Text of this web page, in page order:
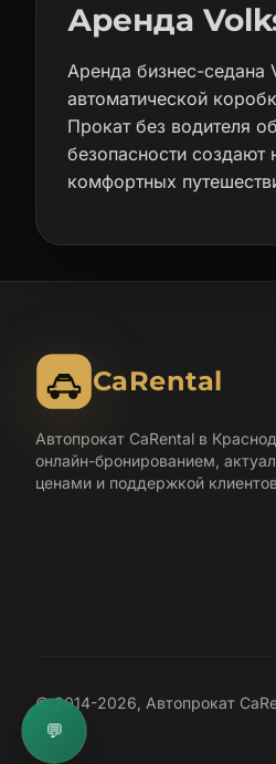
Аренда
Аренда бизнес-седана
автоматической
Прокат без водителя
безопасности
комфортных
CaRental
Автопрокат CaRental в
онлайн-бронированием,
ценами и поддержкой
© 2014-2026, Автопрокат
💬